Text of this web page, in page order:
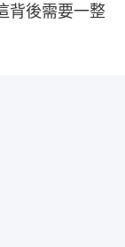
背後需要一整